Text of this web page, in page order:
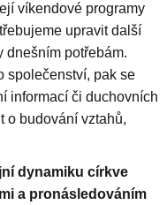
víkendové programy
upravit další
dnešním potřebám.
společenství, pak se
informací či duchovních
o budování vztahů,
dynamiku církve
a pronásledováním